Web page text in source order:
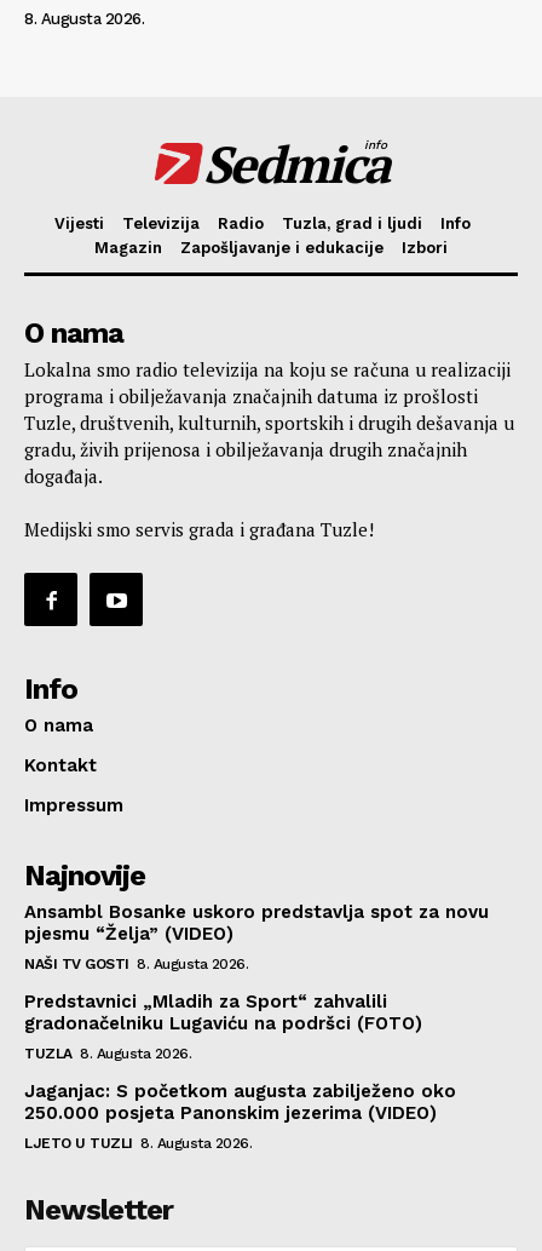
8. Augusta 2026.
Sedmica
info
Vijesti Televizija Radio Tuzla, grad i ljudi
Info
Magazin
Zapošljavanje i edukacije Izbori
O nama
Lokalna smo radio televizija na koju se računa u realizaciji
programa i obilježavanja značajnih datuma iz prošlosti
Tuzle, društvenih, kulturnih, sportskih i drugih dešavanja u
gradu, živih prijenosa i obilježavanja drugih značajnih
događaja.
Medijski smo servis grada i građana Tuzle!
Info
O nama
Kontakt
Impressum
Najnovije
Ansambl Bosanke uskoro predstavlja spot za novu
pjesmu “Želja” (VIDEO)
NAŠI TV GOSTI 8. Augusta 2026.
Predstavnici „Mladih za Sport“ zahvalili
gradonačelniku Lugaviću na podršci (FOTO)
TUZLA 8. Augusta 2026.
Jaganjac: S početkom augusta zabilježeno oko
250.000 posjeta Panonskim jezerima (VIDEO)
LJETO U TUZLI 8. Augusta 2026.
Newsletter